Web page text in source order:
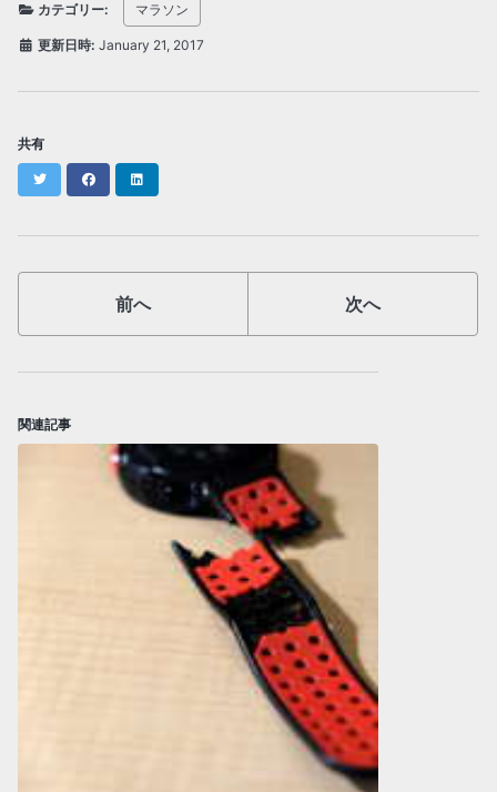
カテゴリー: マラソン
更新日時: January 21, 2017
共有
Twitter Facebook
前へ 次へ
関連記事